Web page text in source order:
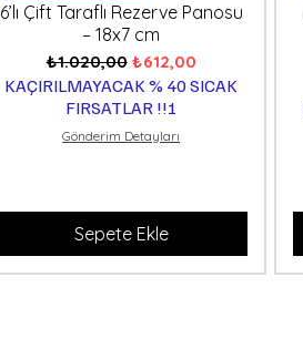
6’lı Çift Taraflı Rezerve Panosu
– 18x7 cm
Normal Fiyat
₺1.020,00 İndirimli Fiyat
₺612,00
KAÇIRILMAYACAK % 40 SICAK
FIRSATLAR !!!
Gönderim Detayları
Sepete Ekle